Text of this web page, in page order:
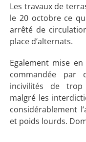
Les travaux de
le 20 octobre ce
arrêté de
place d’alternats.
Egalement mise
commandée
incivilités de trop
malgré les
considérablement
et poids lourds.